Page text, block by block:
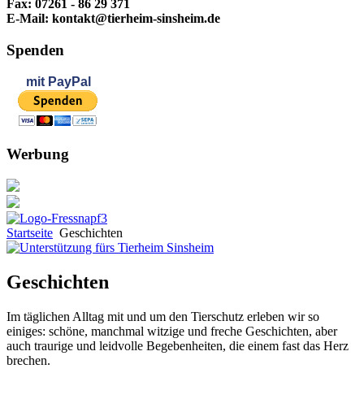
Fax: 07261 - 86 29 371
E-Mail: kontakt@tierheim-sinsheim.de
Spenden
mit PayPal
Werbung
Startseite Geschichten
Geschichten
Im täglichen Alltag mit und um den Tierschutz erleben wir so
einiges: schöne, manchmal witzige und freche Geschichten, aber
auch traurige und leidvolle Begebenheiten, die einem fast das Herz
brechen.